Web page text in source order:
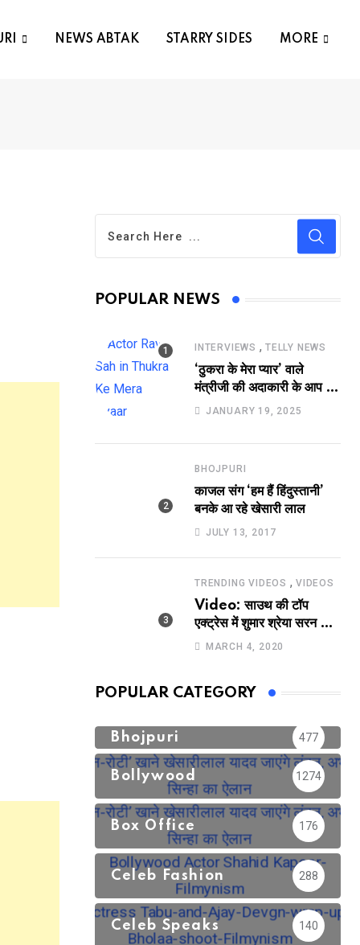
NEWS ABTAK STARRY SIDES MORE
POPULAR NEWS
INTERVIEWS , TELLY NEWS
‘ठुकरा के मेरा प्यार’ वाले
मंत्रीजी की अदाकारी के आप भी
हो जाएंगे फैन, यकीं न हो तो
भूमिका
JANUARY 19, 2025
BHOJPURI
काजल संग ‘हम हैं हिंदुस्तानी’
बनके आ रहे खेसारी लाल
JULY 13, 2017
TRENDING VIDEOS , VIDEOS
Video: साउथ की टॉप
एक्ट्रेस में शुमार श्रेया सरन का
सेक्सी लिपलॉक
MARCH 4, 2020
POPULAR CATEGORY
Bhojpuri 477
Bollywood 1274
Box Office 176
Celeb Fashion 288
Celeb Speaks 140